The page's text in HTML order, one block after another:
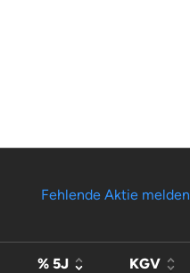
Fehlende Aktie melden
% 5J KGV